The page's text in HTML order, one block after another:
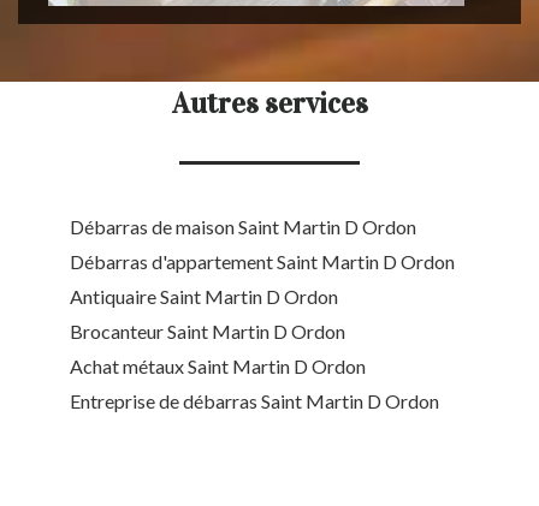
Autres services
Débarras de maison Saint Martin D Ordon
Débarras d'appartement Saint Martin D Ordon
Antiquaire Saint Martin D Ordon
Brocanteur Saint Martin D Ordon
Achat métaux Saint Martin D Ordon
Entreprise de débarras Saint Martin D Ordon